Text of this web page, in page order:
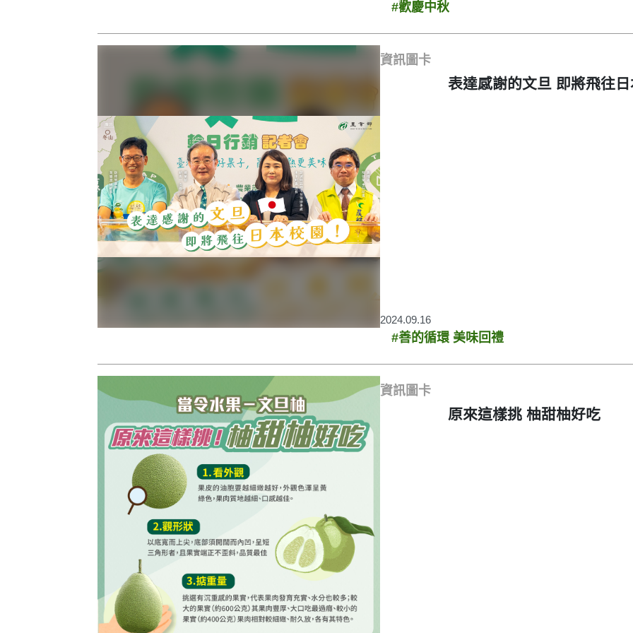
#歡慶中秋
資訊圖卡
表達感謝的文旦 即將飛往
2024.09.16
#善的循環 美味回禮
資訊圖卡
原來這樣挑 柚甜柚好吃